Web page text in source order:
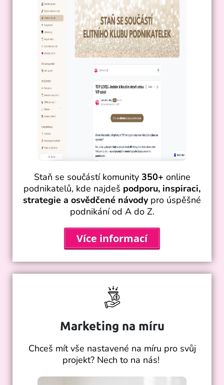
Staň se součástí komunity 350+ online
podnikatelů, kde najdeš podporu, inspiraci,
strategie a osvědčené návody pro úspěšné
podnikání od A do Z.
Více informací
Marketing na míru
Chceš mít vše nastavené na míru pro svůj
projekt? Nech to na nás!